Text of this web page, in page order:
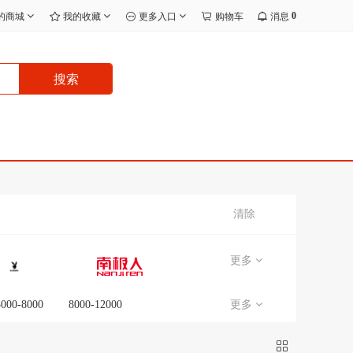
商城 我的收藏 更多入口 购物车 消息 0
搜索
清除
更多
8000 8000-12000 更多